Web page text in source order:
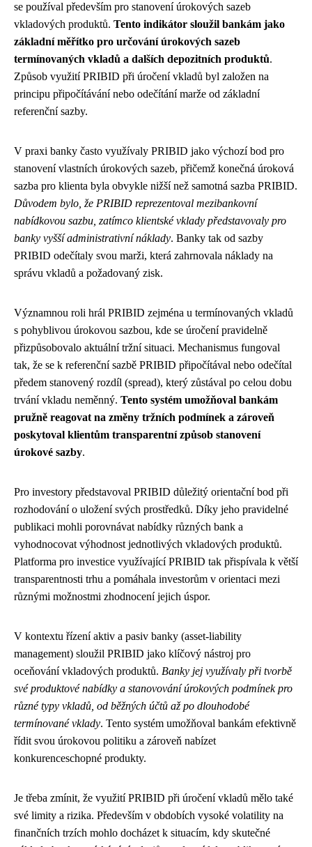
se používal především pro stanovení úrokových sazeb
vkladových produktů. Tento indikátor sloužil bankám jako
základní měřítko pro určování úrokových sazeb
termínovaných vkladů a dalších depozitních produktů.
Způsob využití PRIBID při úročení vkladů byl založen na
principu připočítávání nebo odečítání marže od základní
referenční sazby.
V praxi banky často využívaly PRIBID jako výchozí bod pro
stanovení vlastních úrokových sazeb, přičemž konečná úroková
sazba pro klienta byla obvykle nižší než samotná sazba PRIBID.
Důvodem bylo, že PRIBID reprezentoval mezibankovní
nabídkovou sazbu, zatímco klientské vklady představovaly pro
banky vyšší administrativní náklady. Banky tak od sazby
PRIBID odečítaly svou marži, která zahrnovala náklady na
správu vkladů a požadovaný zisk.
Významnou roli hrál PRIBID zejména u termínovaných vkladů
s pohyblivou úrokovou sazbou, kde se úročení pravidelně
přizpůsobovalo aktuální tržní situaci. Mechanismus fungoval
tak, že se k referenční sazbě PRIBID připočítával nebo odečítal
předem stanovený rozdíl (spread), který zůstával po celou dobu
trvání vkladu neměnný. Tento systém umožňoval bankám
pružně reagovat na změny tržních podmínek a zároveň
poskytoval klientům transparentní způsob stanovení
úrokové sazby.
Pro investory představoval PRIBID důležitý orientační bod při
rozhodování o uložení svých prostředků. Díky jeho pravidelné
publikaci mohli porovnávat nabídky různých bank a
vyhodnocovat výhodnost jednotlivých vkladových produktů.
Platforma pro investice využívající PRIBID tak přispívala k větší
transparentnosti trhu a pomáhala investorům v orientaci mezi
různými možnostmi zhodnocení jejich úspor.
V kontextu řízení aktiv a pasiv banky (asset-liability
management) sloužil PRIBID jako klíčový nástroj pro
oceňování vkladových produktů. Banky jej využívaly při tvorbě
své produktové nabídky a stanovování úrokových podmínek pro
různé typy vkladů, od běžných účtů až po dlouhodobé
termínované vklady. Tento systém umožňoval bankám efektivně
řídit svou úrokovou politiku a zároveň nabízet
konkurenceschopné produkty.
Je třeba zmínit, že využití PRIBID při úročení vkladů mělo také
své limity a rizika. Především v obdobích vysoké volatility na
finančních trzích mohlo docházet k situacím, kdy skutečné